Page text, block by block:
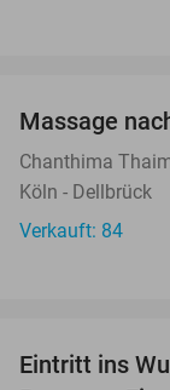
Massage
Chanthima
Köln - Dellbrück
Verkauft: 84
Eintritt ins